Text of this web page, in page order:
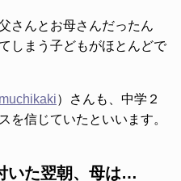
さんとお母さんだったん
しまう子どもがほとんどで
）さんも、中学２
を信じていたといいます。
いた翌朝、母は…